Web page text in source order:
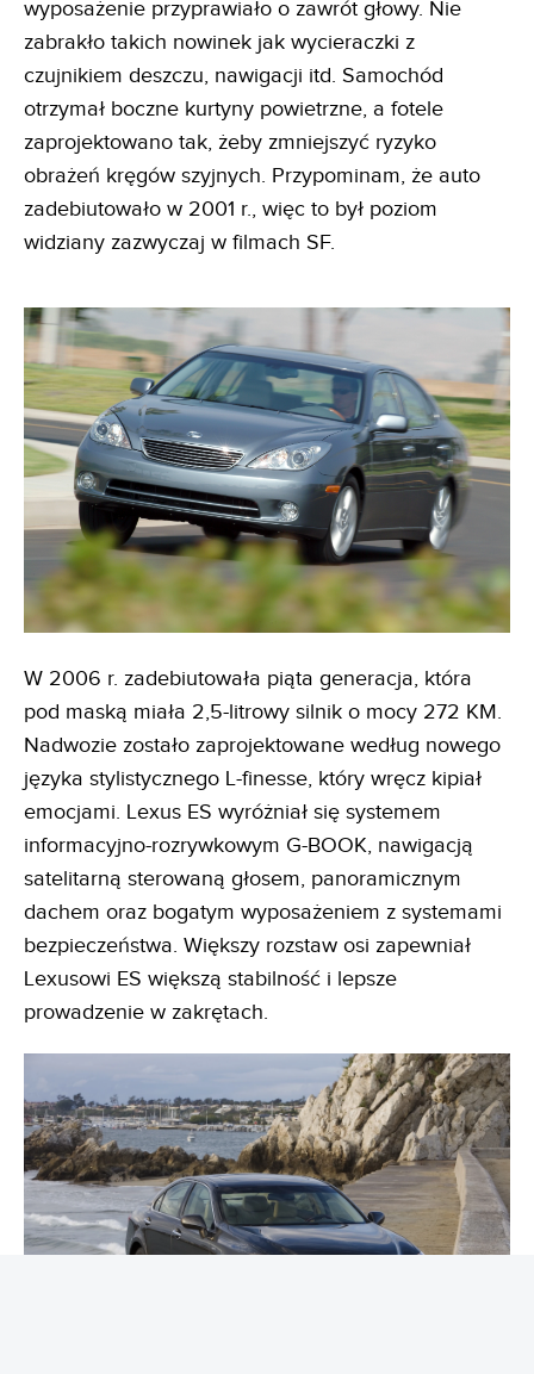
wyposażenie przyprawiało o zawrót głowy. Nie
zabrakło takich nowinek jak wycieraczki z
czujnikiem deszczu, nawigacji itd. Samochód
otrzymał boczne kurtyny powietrzne, a fotele
zaprojektowano tak, żeby zmniejszyć ryzyko
obrażeń kręgów szyjnych. Przypominam, że auto
zadebiutowało w 2001 r., więc to był poziom
widziany zazwyczaj w filmach SF.
W 2006 r. zadebiutowała piąta generacja, która
pod maską miała 2,5-litrowy silnik o mocy 272 KM.
Nadwozie zostało zaprojektowane według nowego
języka stylistycznego L-finesse, który wręcz kipiał
emocjami. Lexus ES wyróżniał się systemem
informacyjno-rozrywkowym G-BOOK, nawigacją
satelitarną sterowaną głosem, panoramicznym
dachem oraz bogatym wyposażeniem z systemami
bezpieczeństwa. Większy rozstaw osi zapewniał
Lexusowi ES większą stabilność i lepsze
prowadzenie w zakrętach.